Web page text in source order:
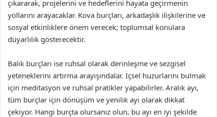
çıkararak, projelerini ve hedeflerini hayata geçirmenin
yollarını arayacaklar. Kova burçları, arkadaşlık ilişkilerine ve
sosyal etkinliklere önem verecek; toplumsal konulara
duyarlılık gösterecektir.
Balık burçları ise ruhsal olarak derinleşme ve sezgisel
yeteneklerini artırma arayışındalar. İçsel huzurlarını bulmak
için meditasyon ve ruhsal pratikler yapabilirler. Aralık ayı,
tüm burçlar için dönüşüm ve yenilik ayı olarak dikkat
çekiyor. Hangi burçta olursanız olun, bu ayı en iyi şekilde